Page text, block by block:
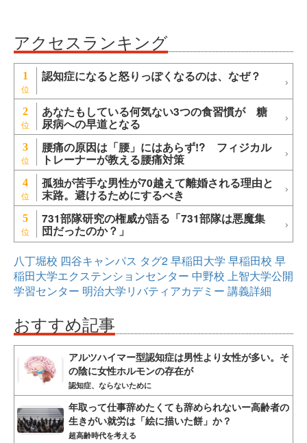
アクセスランキング
1 認知症になると怒りっぽくなるのは、なぜ？
2 あなたもしている何気ない3つの食習慣が 糖
尿病への早道となる
3 腰痛の原因は「腰」にはあらず!? フィジカル
トレーナーが教える腰痛対策
4 孤独が苦手な男性が70越えて離婚される理由と
末路。避けるためにするべき
5 731部隊研究の権威が語る「731部隊は悪魔集
団だったのか？」
八丁堀校 四谷キャンパス タグ2早稲田大学 早稲田校 早
稲田大学エクステンションセンター 中野校 上智大学公開
学習センター 明治大学リバティアカデミー 講義詳細
おすすめ記事
アルツハイマー型認知症は男性より女性が多い。そ
の陰に女性ホルモンの存在が
認知症、ならないために
年取って仕事辞めたくても辞められないー高齢者の
生きがい就労は「絵に描いた餅」か？
超高齢時代を考える